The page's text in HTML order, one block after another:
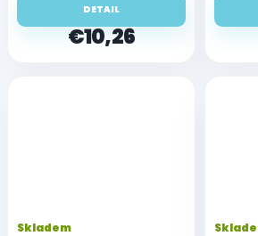
€10,26
DETAIL
Skladem